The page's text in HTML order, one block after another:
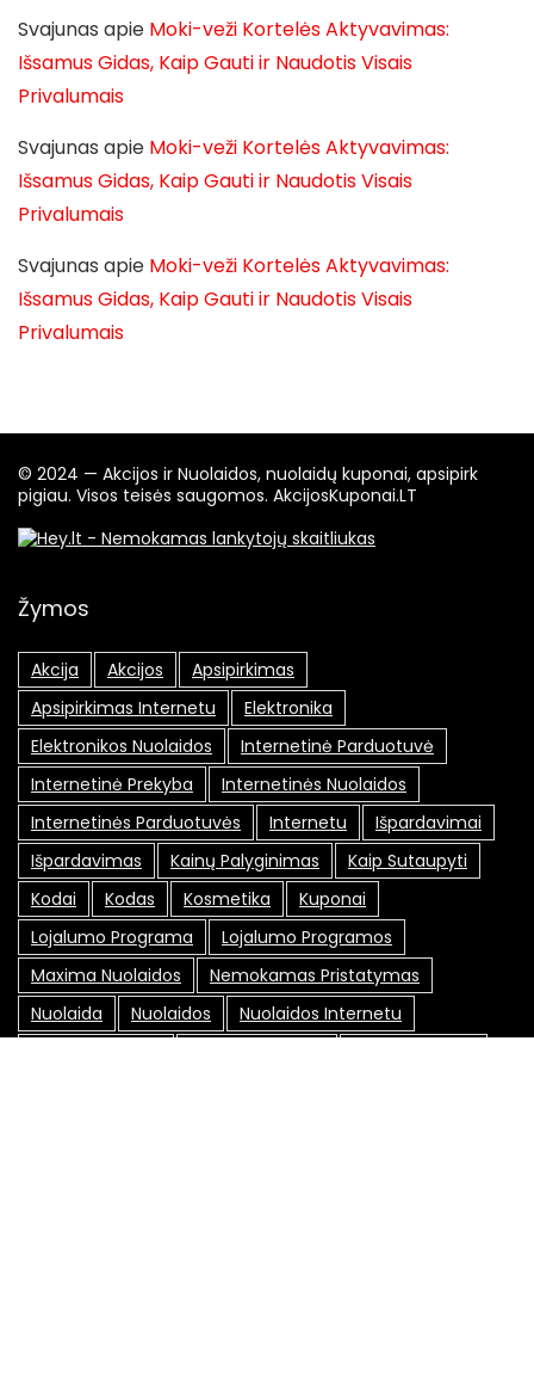
Svajunas apie Moki-veži Kortelės Aktyvavimas:
Išsamus Gidas, Kaip Gauti ir Naudotis Visais
Privalumais
Svajunas apie Moki-veži Kortelės Aktyvavimas:
Išsamus Gidas, Kaip Gauti ir Naudotis Visais
Privalumais
Svajunas apie Moki-veži Kortelės Aktyvavimas:
Išsamus Gidas, Kaip Gauti ir Naudotis Visais
Privalumais
© 2024 — Akcijos ir Nuolaidos, nuolaidų kuponai, apsipirk
pigiau. Visos teisės saugomos. AkcijosKuponai.LT
Žymos
Akcija Akcijos
Apsipirkimas
Apsipirkimas Internetu
Elektronika
Elektronikos Nuolaidos
Internetinė Parduotuvė
Internetinė Prekyba
Internetinės Nuolaidos
Internetinės Parduotuvės
Internetu
Išpardavimai
Išpardavimas
Kainų Palyginimas
Kaip Sutaupyti
Kodai
Kodas Kosmetika
Kuponai
Lojalumo Programa
Lojalumo Programos
Maxima Nuolaidos
Nemokamas Pristatymas
Nuolaida
Nuolaidos
Nuolaidos Internetu